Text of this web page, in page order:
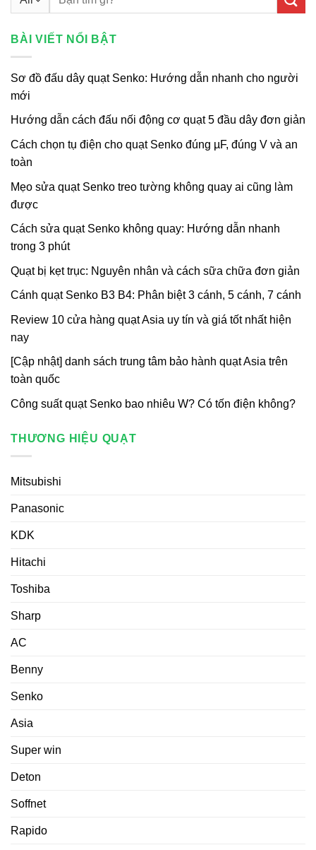
BÀI VIẾT NỔI BẬT
Sơ đồ đấu dây quạt Senko: Hướng dẫn nhanh cho người
mới
Hướng dẫn cách đấu nối động cơ quạt 5 đầu dây đơn giản
Cách chọn tụ điện cho quạt Senko đúng µF, đúng V và an
toàn
Mẹo sửa quạt Senko treo tường không quay ai cũng làm
được
Cách sửa quạt Senko không quay: Hướng dẫn nhanh
trong 3 phút
Quạt bị kẹt trục: Nguyên nhân và cách sữa chữa đơn giản
Cánh quạt Senko B3 B4: Phân biệt 3 cánh, 5 cánh, 7 cánh
Review 10 cửa hàng quạt Asia uy tín và giá tốt nhất hiện
nay
[Cập nhật] danh sách trung tâm bảo hành quạt Asia trên
toàn quốc
Công suất quạt Senko bao nhiêu W? Có tốn điện không?
THƯƠNG HIỆU QUẠT
Mitsubishi
Panasonic
KDK
Hitachi
Toshiba
Sharp
AC
Benny
Senko
Asia
Super win
Deton
Soffnet
Rapido